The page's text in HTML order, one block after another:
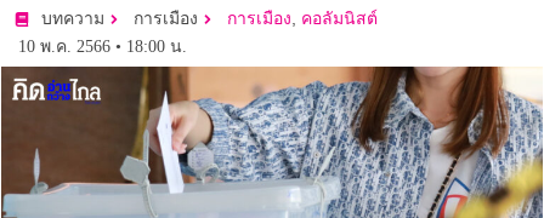
บทความ การเมือง การเมือง, คอลัมนิสต์
10 พ.ค. 2566 • 18:00 น.